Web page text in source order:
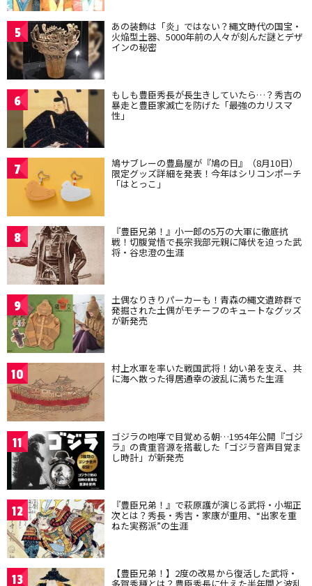
5 あの装飾は「炎」ではない？縄文時代の国宝・
火焔型土器、5000年前の人々が刻んだ謎とデザ
インの秘密
6 もしも豊臣秀長が長生きしていたら…？秀吉の
暴走と豊臣家滅亡を防げた「最強のカリスマ
性」
7 鳩サブレーの豊島屋が『鳩の日』（8月10日）
限定グッズ詳細を発表！今年はシリコンポーチ
「はとっこ」
8 『豊臣兄弟！』小一郎の5万の大軍に徹底抗
戦！切腹覚悟で長宗我部元親に降伏を迫った武
将・谷忠澄の生涯
9 土偶なりきりパーカーも！青森の縄文遺跡群で
発掘された土偶がモチーフのキュートなグッズ
が新発売
10 村上水軍を率いた戦国武将！幼い弟を支え、共
に海へ散った得居通幸の波乱に満ちた生涯
11 ゴジラの咆哮で目覚める朝…1954年公開『ゴジ
ラ』の貴重音源を搭載した「ゴジラ音声目覚ま
し時計」が新発売
12 『豊臣兄弟！』で萩原護が演じる武将・小堀正
次とは？秀長・秀吉・家康が重用、“出家を重
ねた実務派”の生涯
13 【豊臣兄弟！】2度の改易から復活した武将・
多賀秀種とは？豊臣秀長に仕えた半年間と波乱